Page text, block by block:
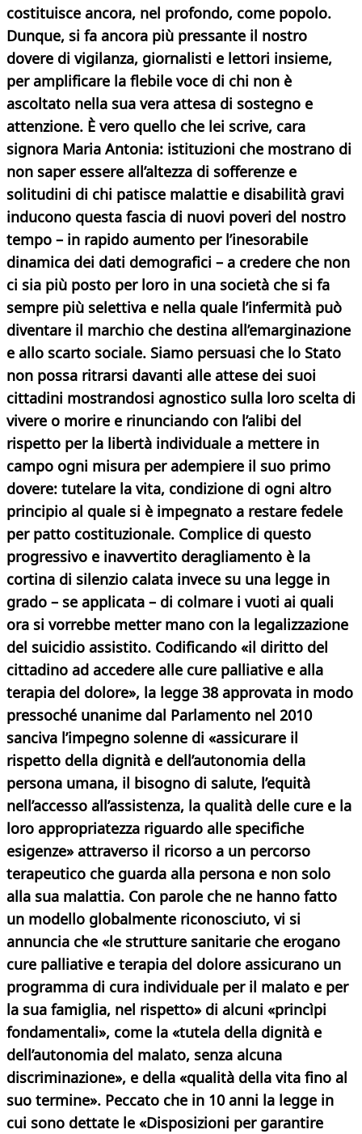
costituisce ancora, nel profondo, come popolo.
Dunque, si fa ancora più pressante il nostro
dovere di vigilanza, giornalisti e lettori insieme,
per amplificare la flebile voce di chi non è
ascoltato nella sua vera attesa di sostegno e
attenzione. È vero quello che lei scrive, cara
signora Maria Antonia: istituzioni che mostrano di
non saper essere all’altezza di sofferenze e
solitudini di chi patisce malattie e disabilità gravi
inducono questa fascia di nuovi poveri del nostro
tempo – in rapido aumento per l’inesorabile
dinamica dei dati demografici – a credere che non
ci sia più posto per loro in una società che si fa
sempre più selettiva e nella quale l’infermità può
diventare il marchio che destina all’emarginazione
e allo scarto sociale. Siamo persuasi che lo Stato
non possa ritrarsi davanti alle attese dei suoi
cittadini mostrandosi agnostico sulla loro scelta di
vivere o morire e rinunciando con l’alibi del
rispetto per la libertà individuale a mettere in
campo ogni misura per adempiere il suo primo
dovere: tutelare la vita, condizione di ogni altro
principio al quale si è impegnato a restare fedele
per patto costituzionale. Complice di questo
progressivo e inavvertito deragliamento è la
cortina di silenzio calata invece su una legge in
grado – se applicata – di colmare i vuoti ai quali
ora si vorrebbe metter mano con la legalizzazione
del suicidio assistito. Codificando «il diritto del
cittadino ad accedere alle cure palliative e alla
terapia del dolore», la legge 38 approvata in modo
pressoché unanime dal Parlamento nel 2010
sanciva l’impegno solenne di «assicurare il
rispetto della dignità e dell’autonomia della
persona umana, il bisogno di salute, l’equità
nell’accesso all’assistenza, la qualità delle cure e la
loro appropriatezza riguardo alle specifiche
esigenze» attraverso il ricorso a un percorso
terapeutico che guarda alla persona e non solo
alla sua malattia. Con parole che ne hanno fatto
un modello globalmente riconosciuto, vi si
annuncia che «le strutture sanitarie che erogano
cure palliative e terapia del dolore assicurano un
programma di cura individuale per il malato e per
la sua famiglia, nel rispetto» di alcuni «princìpi
fondamentali», come la «tutela della dignità e
dell’autonomia del malato, senza alcuna
discriminazione», e della «qualità della vita fino al
suo termine». Peccato che in 10 anni la legge in
cui sono dettate le «Disposizioni per garantire